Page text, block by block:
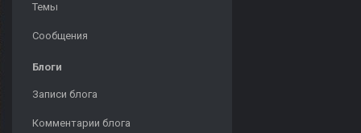
Темы
Сообщения
Блоги
Записи блога
Комментарии блога